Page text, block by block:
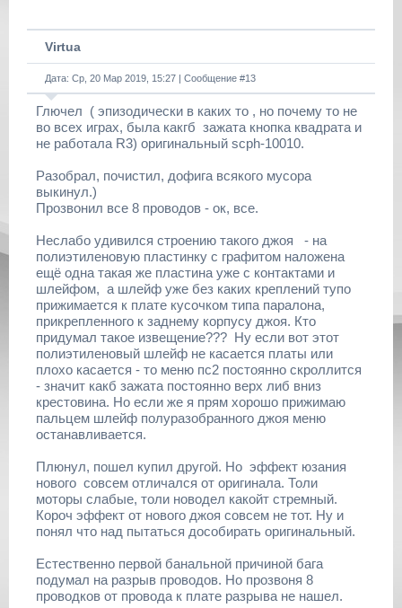
Virtua
Дата: Ср, 20 Мар 2019, 15:27 | Сообщение #13
Глючел ( эпизодически в каких то , но почему то не
во всех играх, была какгб зажата кнопка квадрата и
не работала R3) оригинальный scph-10010.
Разобрал, почистил, дофига всякого мусора
выкинул.)
Прозвонил все 8 проводов - ок, все.
Неслабо удивился строению такого джоя - на
полиэтиленовую пластинку с графитом наложена
ещё одна такая же пластина уже с контактами и
шлейфом, а шлейф уже без каких креплений тупо
прижимается к плате кусочком типа паралона,
прикрепленного к заднему корпусу джоя. Кто
придумал такое извещение??? Ну если вот этот
полиэтиленовый шлейф не касается платы или
плохо касается - то меню пс2 постоянно скроллится
- значит какб зажата постоянно верх либ вниз
крестовина. Но если же я прям хорошо прижимаю
пальцем шлейф полуразобранного джоя меню
останавливается.
Плюнул, пошел купил другой. Но эффект юзания
нового совсем отличался от оригинала. Толи
моторы слабые, толи новодел какойт стремный.
Короч эффект от нового джоя совсем не тот. Ну и
понял что над пытаться дособирать оригинальный.
Естественно первой банальной причиной бага
подумал на разрыв проводов. Но прозвоня 8
проводков от провода к плате разрыва не нашел.